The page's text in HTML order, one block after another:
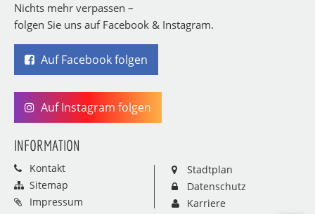
Nichts mehr verpassen –
folgen Sie uns auf Facebook & Instagram.
Auf Facebook folgen
Auf Instagram folgen
INFORMATION
Kontakt
Sitemap
Impressum
Stadtplan
Datenschutz
Karriere